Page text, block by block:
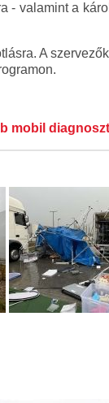
- valamint a
A
mobil